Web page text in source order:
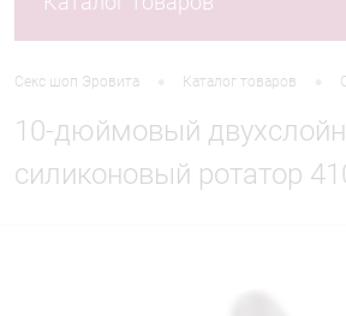
Секс шоп Эровита Каталог товаров
10-дюймовый
силиконовый ротатор